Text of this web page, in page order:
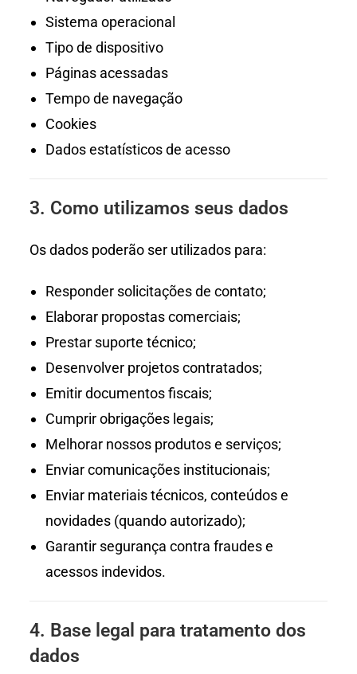
Sistema operacional
Tipo de dispositivo
Páginas acessadas
Tempo de navegação
Cookies
Dados estatísticos de acesso
3. Como utilizamos seus dados
Os dados poderão ser utilizados para:
Responder solicitações de contato;
Elaborar propostas comerciais;
Prestar suporte técnico;
Desenvolver projetos contratados;
Emitir documentos fiscais;
Cumprir obrigações legais;
Melhorar nossos produtos e serviços;
Enviar comunicações institucionais;
Enviar materiais técnicos, conteúdos e
novidades (quando autorizado);
Garantir segurança contra fraudes e
acessos indevidos.
4. Base legal para tratamento dos
dados